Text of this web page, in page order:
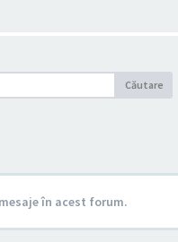
Căutare
în acest forum.